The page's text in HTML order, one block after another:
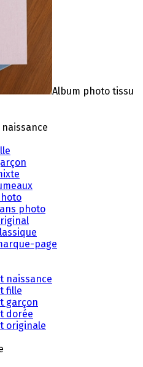
Album photo tissu
photo
page
naissance
fille
garçon
dorée
originale